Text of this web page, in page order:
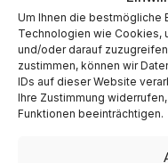
Um Ihnen die bestmögliche
Technologien wie Cookies,
und/oder darauf
zustimmen, können wir
IDs auf dieser Website
Ihre Zustimmung
Funktionen beeinträchtigen.
August 2024
Juli 2024
Juni 2024
Mai 2024
April 2024